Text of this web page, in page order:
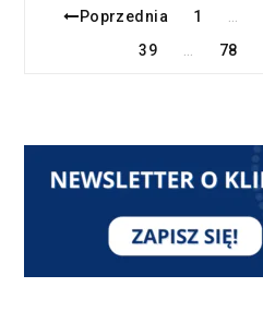
Poprzednia 1 …
39
… 78